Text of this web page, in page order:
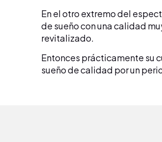
En el otro extremo del
de sueño con una calidad
revitalizado.
Entonces prácticamente su
sueño de calidad por un